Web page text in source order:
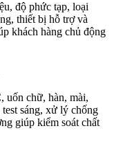
độ phức tạp, loại
thiết bị hỗ trợ và
khách hàng chủ động
uốn chữ, hàn, mài,
sáng, xử lý chống
giúp kiểm soát chất